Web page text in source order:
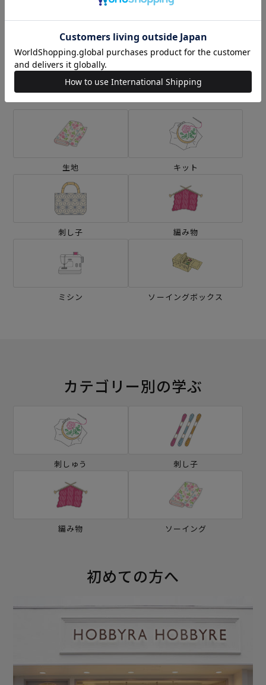
リバティプリント マリー
ナ・シーフラワー＜27B＞
生地 （ホビーラホビーレオ
リジナル）2026SS
リバティプリント マリー
ナ・シーフラワー＜28B＞
生地 （ホビーラホビーレオ
リジナル）2026SS
¥374(税込)
カテゴリーから探す
生地 キット
刺し子 編み物
ミシン ソーイングボックス
カテゴリー別の学ぶ
刺しゅう 刺し子
編み物 ソーイング
初めての方へ